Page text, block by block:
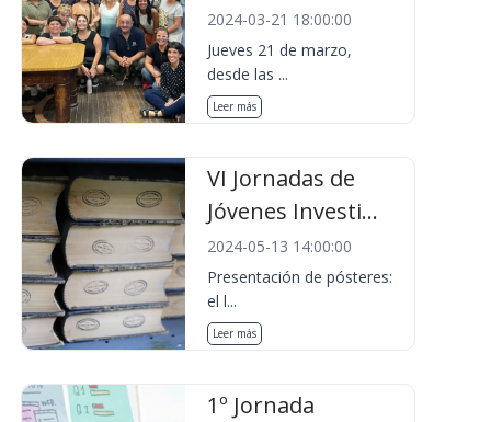
2024-03-21 18:00:00
Jueves 21 de marzo,
desde las ...
Leer más
VI Jornadas de
Jóvenes Investi...
2024-05-13 14:00:00
Presentación de pósteres:
el l...
Leer más
1º Jornada